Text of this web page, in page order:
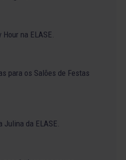
Hour na ELASE.
para os Salões de Festas
Julina da ELASE.